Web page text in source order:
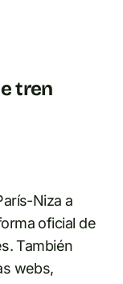
tren
Niza a
oficial de
También
webs,